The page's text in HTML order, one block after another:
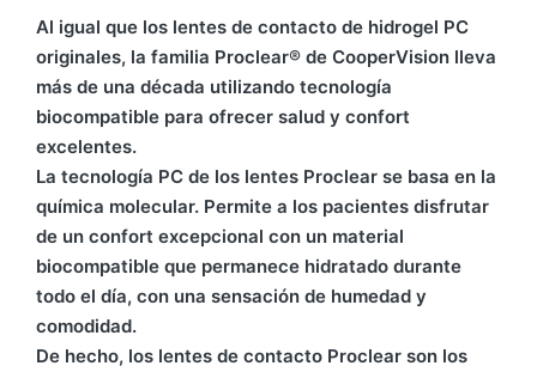
Al igual que los lentes de contacto de hidrogel PC
originales, la familia Proclear® de CooperVision lleva
más de una década utilizando tecnología
biocompatible para ofrecer salud y confort
excelentes.
La tecnología PC de los lentes Proclear se basa en la
química molecular. Permite a los pacientes disfrutar
de un confort excepcional con un material
biocompatible que permanece hidratado durante
todo el día, con una sensación de humedad y
comodidad.
De hecho, los lentes de contacto Proclear son los